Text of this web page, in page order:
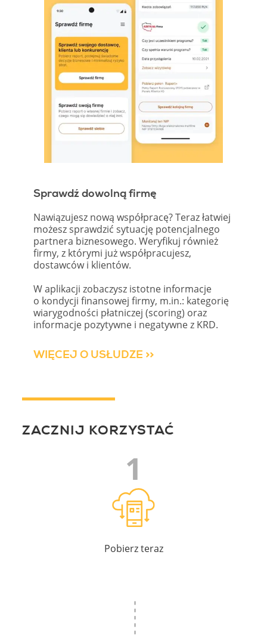
Sprawdź dowolną firmę
Nawiązujesz nową współpracę? Teraz łatwiej
możesz sprawdzić sytuację potencjalnego
partnera biznesowego. Weryfikuj również
firmy, z którymi już współpracujesz,
dostawców i klientów.
W aplikacji zobaczysz istotne informacje
o kondycji finansowej firmy, m.in.: kategorię
wiarygodności płatniczej (scoring) oraz
informacje pozytywne i negatywne z KRD.
WIĘCEJ O USŁUDZE >>
ZACZNIJ KORZYSTAĆ
Pobierz teraz